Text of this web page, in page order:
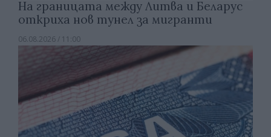
На границата между Литва и Беларус
откриха нов тунел за мигранти
06.08.2026 / 11:00